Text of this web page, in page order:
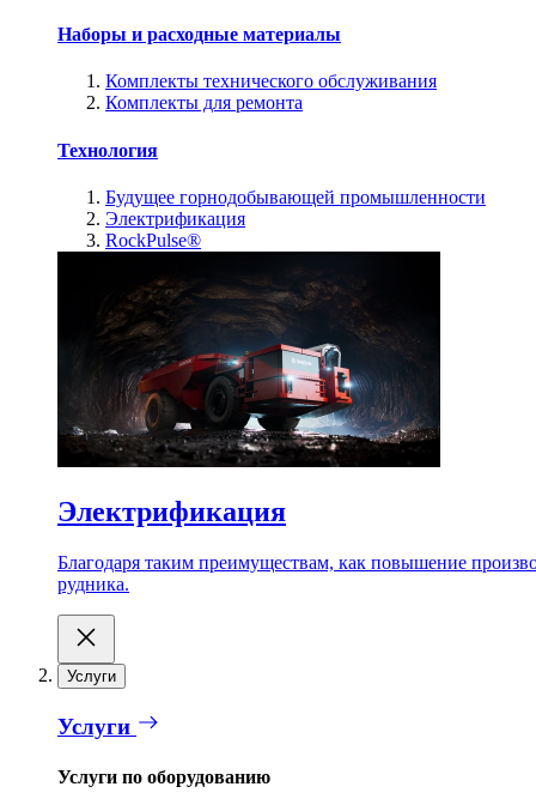
Наборы и расходные материалы
Комплекты технического обслуживания
Комплекты для ремонта
Технология
Будущее горнодобывающей промышленности
Электрификация
RockPulse®
Электрификация
Благодаря таким преимуществам, как повышение
рудника.
Услуги
Услуги
Услуги по оборудованию